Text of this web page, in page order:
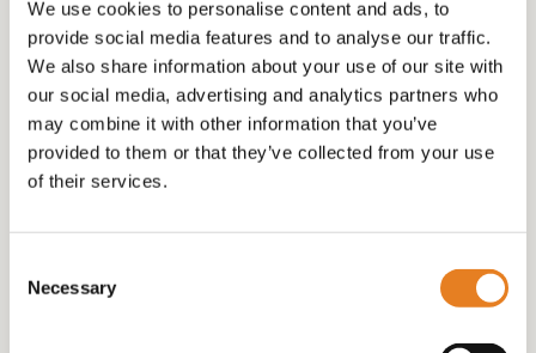
We use cookies to personalise content and ads, to
provide social media features and to analyse our traffic.
We also share information about your use of our site with
our social media, advertising and analytics partners who
may combine it with other information that you’ve
provided to them or that they’ve collected from your use
of their services.
Selection
Necessary
PARTY -HALAL – BITES + 20 HALAL BURGERS!
€ 99.00